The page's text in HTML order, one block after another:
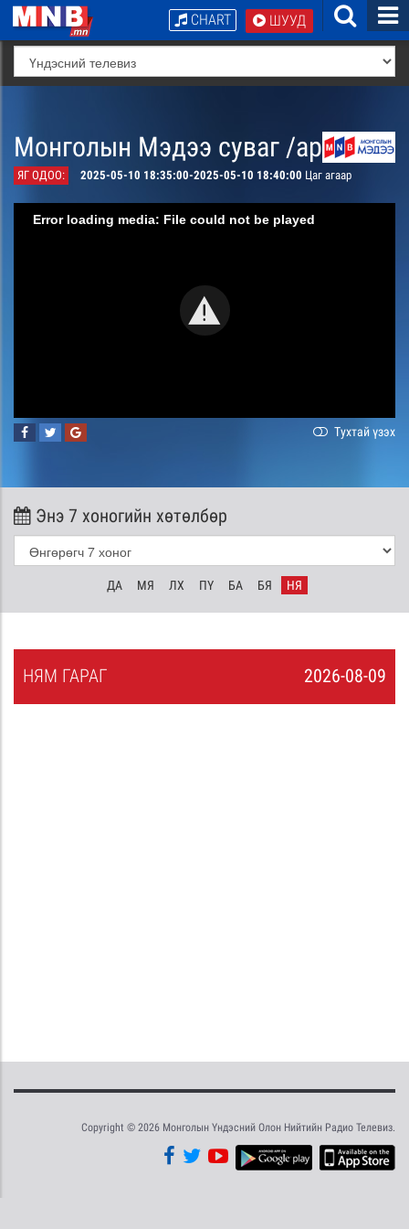
ШУУД
CHART
Монголын Мэдээ суваг /архив/
ЯГ ОДОО: 2025-05-10 18:35:00-2025-05-10 18:40:00 Цаг агаар
Error loading media: File could not be played
Тухтай үзэх
Энэ 7 хоногийн хөтөлбөр
ДА МЯ ЛХ ПҮ БА БЯ НЯ
2026-08-09
НЯМ ГАРАГ
Copyright © 2026 Монголын Үндэсний Олон Нийтийн Радио Телевиз.